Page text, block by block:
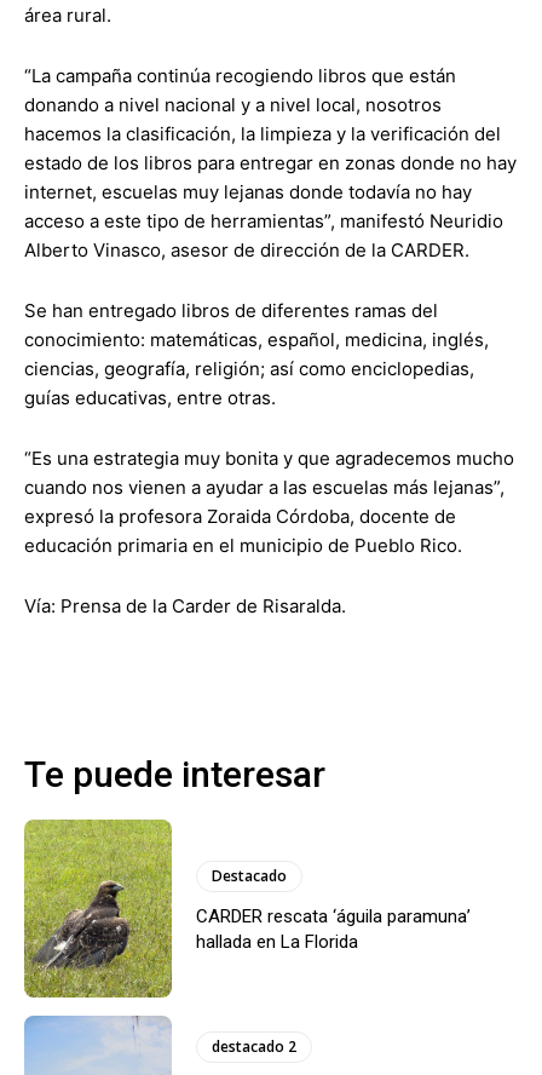
área rural.
“La campaña continúa recogiendo libros que están
donando a nivel nacional y a nivel local, nosotros
hacemos la clasificación, la limpieza y la verificación del
estado de los libros para entregar en zonas donde no hay
internet, escuelas muy lejanas donde todavía no hay
acceso a este tipo de herramientas”, manifestó Neuridio
Alberto Vinasco, asesor de dirección de la CARDER.
Se han entregado libros de diferentes ramas del
conocimiento: matemáticas, español, medicina, inglés,
ciencias, geografía, religión; así como enciclopedias,
guías educativas, entre otras.
“Es una estrategia muy bonita y que agradecemos mucho
cuando nos vienen a ayudar a las escuelas más lejanas”,
expresó la profesora Zoraida Córdoba, docente de
educación primaria en el municipio de Pueblo Rico.
Vía: Prensa de la Carder de Risaralda.
Te puede interesar
Destacado
CARDER rescata ‘águila paramuna’
hallada en La Florida
destacado 2